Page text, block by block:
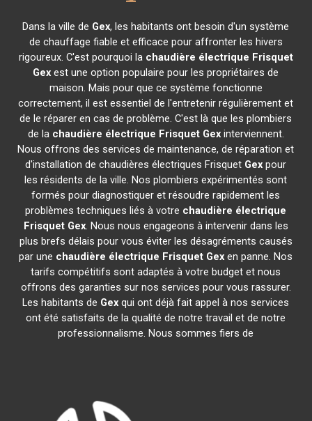
Dans la ville de Gex, les habitants ont besoin d'un système
de chauffage fiable et efficace pour affronter les hivers
rigoureux. C'est pourquoi la chaudière électrique Frisquet
Gex est une option populaire pour les propriétaires de
maison. Mais pour que ce système fonctionne
correctement, il est essentiel de l'entretenir régulièrement et
de le réparer en cas de problème. C'est là que les plombiers
de la chaudière électrique Frisquet Gexinterviennent.
Nous offrons des services de maintenance, de réparation et
d'installation de chaudières électriques Frisquet Gex pour
les résidents de la ville. Nos plombiers expérimentés sont
formés pour diagnostiquer et résoudre rapidement les
problèmes techniques liés à votre chaudière électrique
Frisquet Gex. Nous nous engageons à intervenir dans les
plus brefs délais pour vous éviter les désagréments causés
par une chaudière électrique Frisquet Gex en panne. Nos
tarifs compétitifs sont adaptés à votre budget et nous
offrons des garanties sur nos services pour vous rassurer.
Les habitants de Gex qui ont déjà fait appel à nos services
ont été satisfaits de la qualité de notre travail et de notre
professionnalisme. Nous sommes fiers de